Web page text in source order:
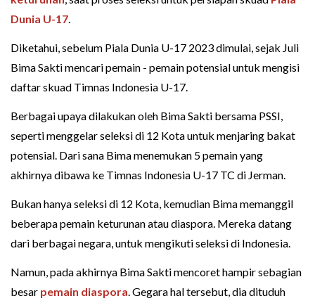
Dunia U-17.
Diketahui, sebelum Piala Dunia U-17 2023 dimulai, sejak Juli
Bima Sakti mencari pemain - pemain potensial untuk mengisi
daftar skuad Timnas Indonesia U-17.
Berbagai upaya dilakukan oleh Bima Sakti bersama PSSI,
seperti menggelar seleksi di 12 Kota untuk menjaring bakat
potensial. Dari sana Bima menemukan 5 pemain yang
akhirnya dibawa ke Timnas Indonesia U-17 TC di Jerman.
Bukan hanya seleksi di 12 Kota, kemudian Bima memanggil
beberapa pemain keturunan atau diaspora. Mereka datang
dari berbagai negara, untuk mengikuti seleksi di Indonesia.
Namun, pada akhirnya Bima Sakti mencoret hampir sebagian
besar pemain diaspora. Gegara hal tersebut, dia dituduh